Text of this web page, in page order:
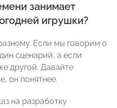
занимает
игрушки?
Если мы говорим о
сценарий, а если
другой. Давайте
он понятнее.
на разработку